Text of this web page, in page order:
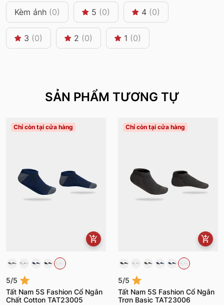
Kèm ảnh (0) 5 (0) 4 (0)
3 (0) 2 (0) 1 (0)
SẢN PHẨM TƯƠNG TỰ
Chỉ còn tại cửa hàng
5/5
Tất Nam 5S Fashion Cổ Ngắn
Chất Cotton TAT23005
Chỉ còn tại cửa hàng
5/5
Tất Nam 5S Fashion Cổ Ngắn
Trơn Basic TAT23006